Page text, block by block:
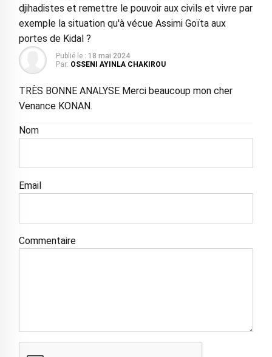
djihadistes et remettre le pouvoir aux civils et vivre par
exemple la situation qu'à vécue Assimi Goïta aux
portes de Kidal ?
Publié le : 18 mai 2024
Par: OSSENI AYINLA CHAKIROU
TRÈS BONNE ANALYSE Merci beaucoup mon cher
Venance KONAN.
Nom
Email
Commentaire